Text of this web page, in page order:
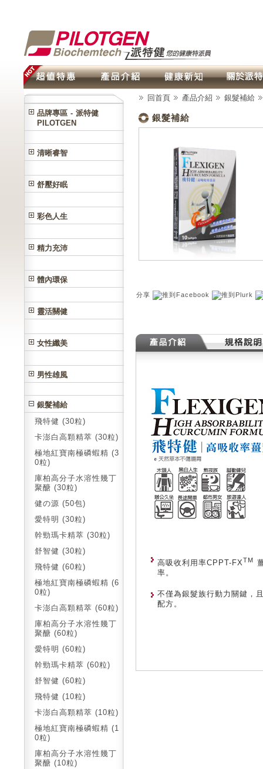
品牌專區 - 派特健
PILOTGEN
清晰睿智
舒壓好眠
彩色人生
精力充沛
體內環保
靈活關健
女性纖美
男性雄風
銀髮補給
飛特健 (30粒)
卡澎白高顆精萃 (30粒)
極地紅寶南極磷蝦精 (3
0粒)
庫柏高分子水溶性幾丁
聚醣 (30粒)
健の源 (50包)
愛特明 (30粒)
幹勁瑪卡精萃 (30粒)
舒智健 (30粒)
飛特健 (60粒)
極地紅寶南極磷蝦精 (6
0粒)
卡澎白高顆精萃 (60粒)
庫柏高分子水溶性幾丁
聚醣 (60粒)
愛特明 (60粒)
幹勁瑪卡精萃 (60粒)
舒智健 (60粒)
飛特健 (10粒)
卡澎白高顆精萃 (10粒)
極地紅寶南極磷蝦精 (1
0粒)
庫柏高分子水溶性幾丁
聚醣 (10粒)
回首頁 產品介紹 銀髮補給
銀髮補給
分享
高吸收利用率CPPT-FXTM
率。
不僅為銀髮族行動力關鍵，
配方。